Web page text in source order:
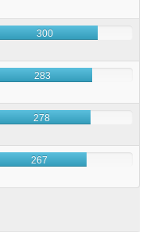
300
283
278
267